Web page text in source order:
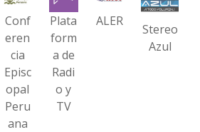
Conf
eren
cia
Episc
opal
Peru
ana
Plata
form
a de
Radi
o y
TV
ALER
Stereo
Azul